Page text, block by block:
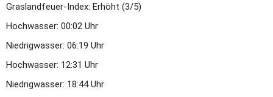
Graslandfeuer-Index: Erhöht (3/5)
Hochwasser: 00:02 Uhr
Niedrigwasser: 06:19 Uhr
Hochwasser: 12:31 Uhr
Niedrigwasser: 18:44 Uhr